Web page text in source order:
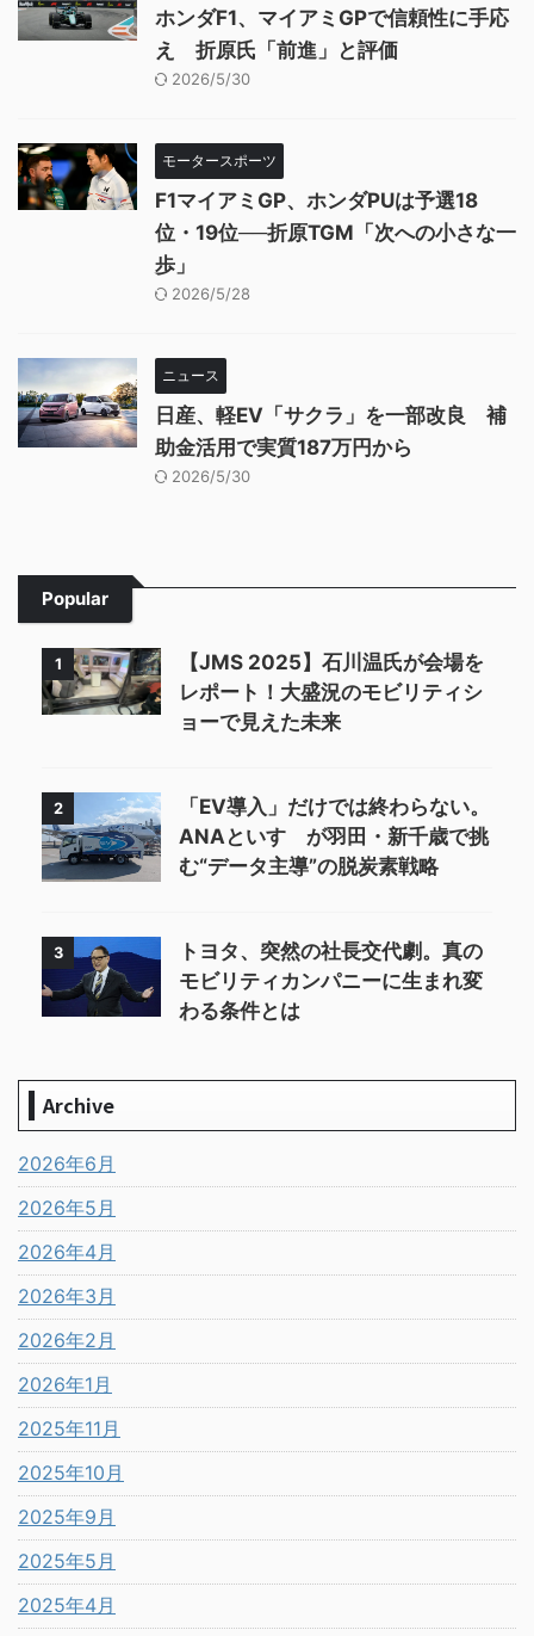
ホンダF1、マイアミGPで信頼性に手応
え 折原氏「前進」と評価
2026/5/30
モータースポーツ
F1マイアミGP、ホンダPUは予選18
位・19位──折原TGM「次への小さな一
歩」
2026/5/28
ニュース
日産、軽EV「サクラ」を一部改良 補
助金活用で実質187万円から
2026/5/30
Popular
1
【JMS 2025】石川温氏が会場を
レポート！大盛況のモビリティシ
ョーで見えた未来
2
「EV導入」だけでは終わらない。
ANAといすゞが羽田・新千歳で挑
む“データ主導”の脱炭素戦略
3
トヨタ、突然の社長交代劇。真の
モビリティカンパニーに生まれ変
わる条件とは
Archive
2026年6月
2026年5月
2026年4月
2026年3月
2026年2月
2026年1月
2025年11月
2025年10月
2025年9月
2025年5月
2025年4月